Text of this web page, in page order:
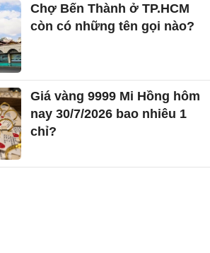
Chợ Bến Thành ở TP.HCM
còn có những tên gọi nào?
Giá vàng 9999 Mi Hồng hôm
nay 30/7/2026 bao nhiêu 1
chỉ?